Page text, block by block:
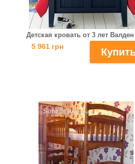
Детская кровать от 3 лет
5 961 грн